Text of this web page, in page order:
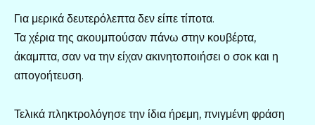
Για μερικά δευτερόλεπτα δεν είπε τίποτα.
Τα χέρια της ακουμπούσαν πάνω στην κουβέρτα,
άκαμπτα, σαν να την είχαν ακινητοποιήσει ο σοκ και η
απογοήτευση.
Τελικά πληκτρολόγησε την ίδια ήρεμη, πνιγμένη φράση